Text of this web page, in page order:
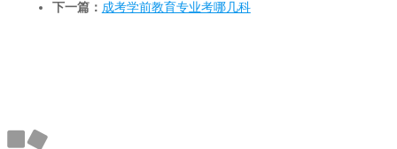
下一篇： 成考学前教育专业考哪几科